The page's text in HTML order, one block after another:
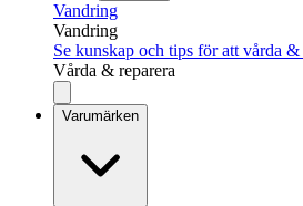
Vandring
Vandring
Se kunskap och tips för att vårda &
Vårda & reparera
Varumärken